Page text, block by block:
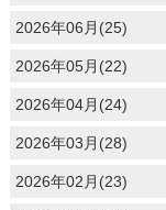
2026年06月(25)
2026年05月(22)
2026年04月(24)
2026年03月(28)
2026年02月(23)